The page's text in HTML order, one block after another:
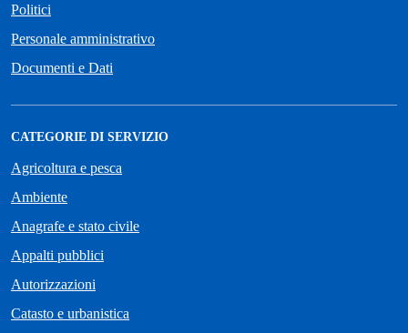
Politici
Personale amministrativo
Documenti e Dati
CATEGORIE DI SERVIZIO
Agricoltura e pesca
Ambiente
Anagrafe e stato civile
Appalti pubblici
Autorizzazioni
Catasto e urbanistica